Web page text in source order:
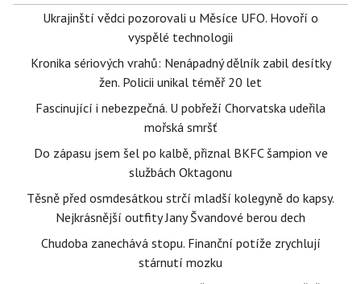
Ukrajinští vědci pozorovali u Měsíce UFO. Hovoří o
vyspělé technologii
Kronika sériových vrahů: Nenápadný dělník zabil desítky
žen. Policii unikal téměř 20 let
Fascinující i nebezpečná. U pobřeží Chorvatska udeřila
mořská smršť
Do zápasu jsem šel po kalbě, přiznal BKFC šampion ve
službách Oktagonu
Těsně před osmdesátkou strčí mladší kolegyně do kapsy.
Nejkrásnější outfity Jany Švandové berou dech
Chudoba zanechává stopu. Finanční potíže zrychlují
stárnutí mozku